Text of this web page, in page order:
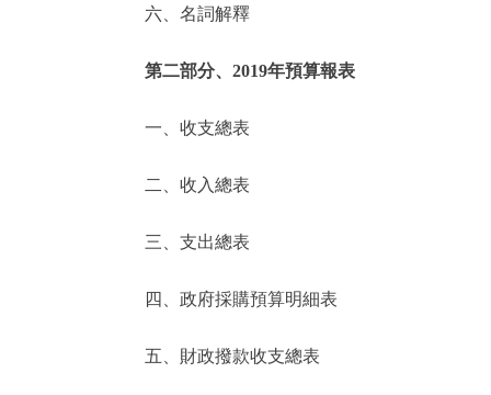
仲介服務
政民互動
12345網上接訴即辦
參與調查
走進北京
北京概況
綠色北京
六、名詞解釋
第二部分、2019年預算報表
一、收支總表
二、收入總表
三、支出總表
四、政府採購預算明細表
五、財政撥款收支總表